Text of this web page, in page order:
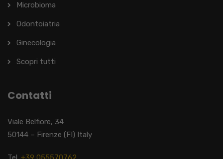
Microbioma
Odontoiatria
Ginecologia
Scopri tutti
Contatti
Viale Belfiore, 34
50144 – Firenze (FI) Italy